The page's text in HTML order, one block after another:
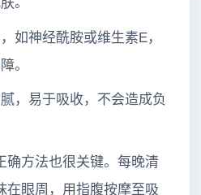
如神经酰胺或维生素E，
。
，易于吸收，不会造成负
确方法也很关键。每晚清
在眼周，用指腹按摩至吸